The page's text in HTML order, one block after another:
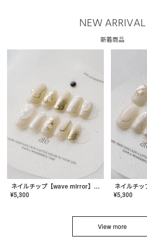
NEW ARRIVAL
新着商品
ネイルチップ【wave mirror】AE-CONA-04
¥5,300 ¥5,300
View more